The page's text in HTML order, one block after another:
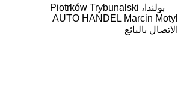
بولندا، Piotrków Trybunalski
AUTO HANDEL Marcin Motyl
الاتصال بالبائع